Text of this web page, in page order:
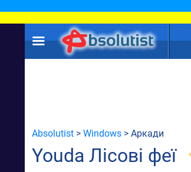
Absolutist > Windows > Аркади
Youda Лісові феї